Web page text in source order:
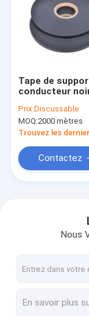
Tape de
conducteur
électroniques,
emballage
ESD avec
Prix:Discussable
MOQ:2000 mètres
Trouvez les
Contactez
Nous